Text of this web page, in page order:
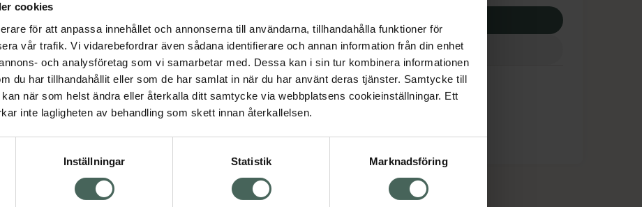
cookies
för att anpassa innehållet och annonserna till användarna, tillhandahålla funktioner för
vår trafik. Vi vidarebefordrar även sådana identifierare och annan information från din enhet
och analysföretag som vi samarbetar med. Dessa kan i sin tur kombinera informationen
du har tillhandahållit eller som de har samlat in när du har använt deras tjänster. Samtycke till
när som helst ändra eller återkalla ditt samtycke via webbplatsens cookieinställningar. Ett
inte lagligheten av behandling som skett innan återkallelsen.
Inställningar Statistik Marknadsföring
Köp via ditt recept
Aktuella erbjudanden
Visa
Om recept och läkemedel